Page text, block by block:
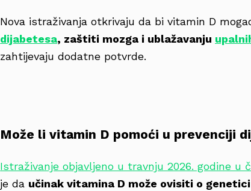
Nova istraživanja otkrivaju da bi vitamin D
dijabetesa, zaštiti mozga i ublažavanju
zahtijevaju dodatne potvrde.
Može li vitamin D pomoći u prevenciji
Istraživanje objavljeno u travnju 2026. godine u
je da učinak vitamina D može ovisiti o